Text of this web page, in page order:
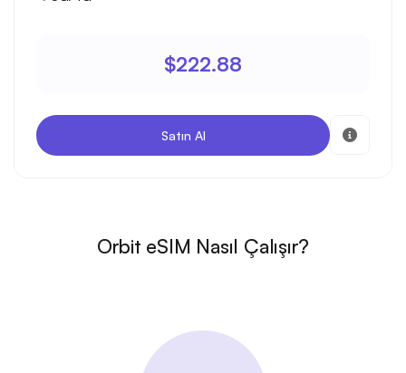
$222.88
Satın Al
Orbit eSIM Nasıl Çalışır?